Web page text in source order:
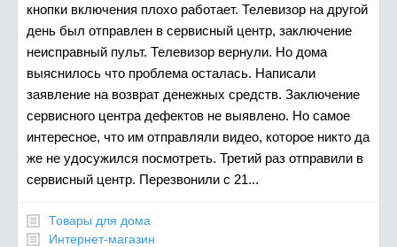
кнопки включения плохо работает. Телевизор на другой
день был отправлен в сервисный центр, заключение
неисправный пульт. Телевизор вернули. Но дома
выяснилось что проблема осталась. Написали
заявление на возврат денежных средств. Заключение
сервисного центра дефектов не выявлено. Но самое
интересное, что им отправляли видео, которое никто да
же не удосужился посмотреть. Третий раз отправили в
сервисный центр. Перезвонили с 21...
Товары для дома
Интернет-магазин